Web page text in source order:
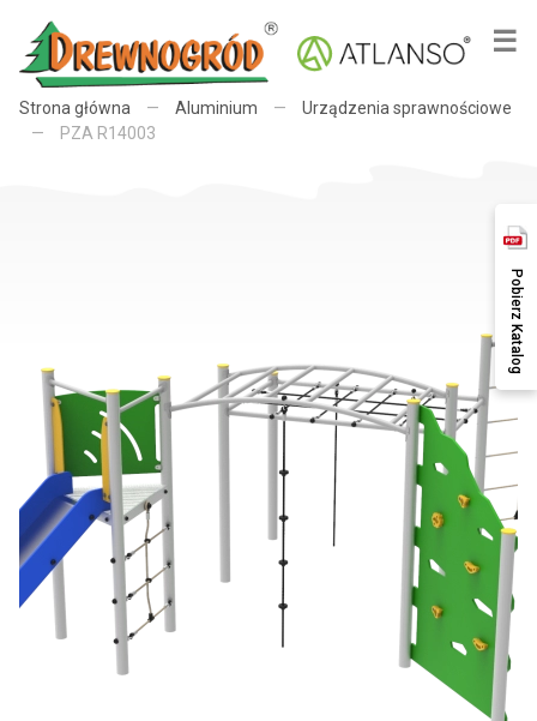
☰
×
Pobierz Katalog
Strona główna — Aluminium —
Urządzenia sprawnościowe
—
PZA R14003